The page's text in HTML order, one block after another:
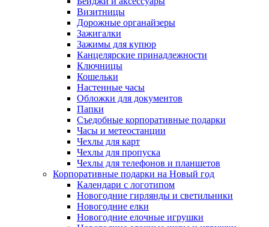
Визитницы
Дорожные органайзеры
Зажигалки
Зажимы для купюр
Канцелярские принадлежности
Ключницы
Кошельки
Настенные часы
Обложки для документов
Папки
Съедобные корпоративные подарки
Часы и метеостанции
Чехлы для карт
Чехлы для пропуска
Чехлы для телефонов и планшетов
Корпоративные подарки на Новый год
Календари с логотипом
Новогодние гирлянды и светильники
Новогодние елки
Новогодние елочные игрушки